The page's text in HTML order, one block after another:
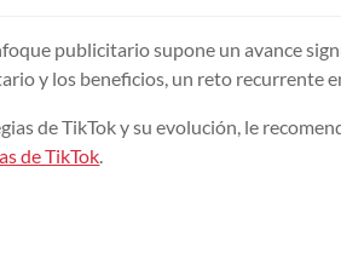
publicitario supone un avance
y los beneficios, un reto recurrente
de TikTok y su evolución, le
de TikTok